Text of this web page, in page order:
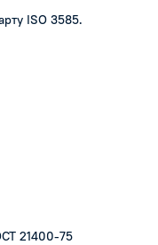
ISO 3585.
21400-75